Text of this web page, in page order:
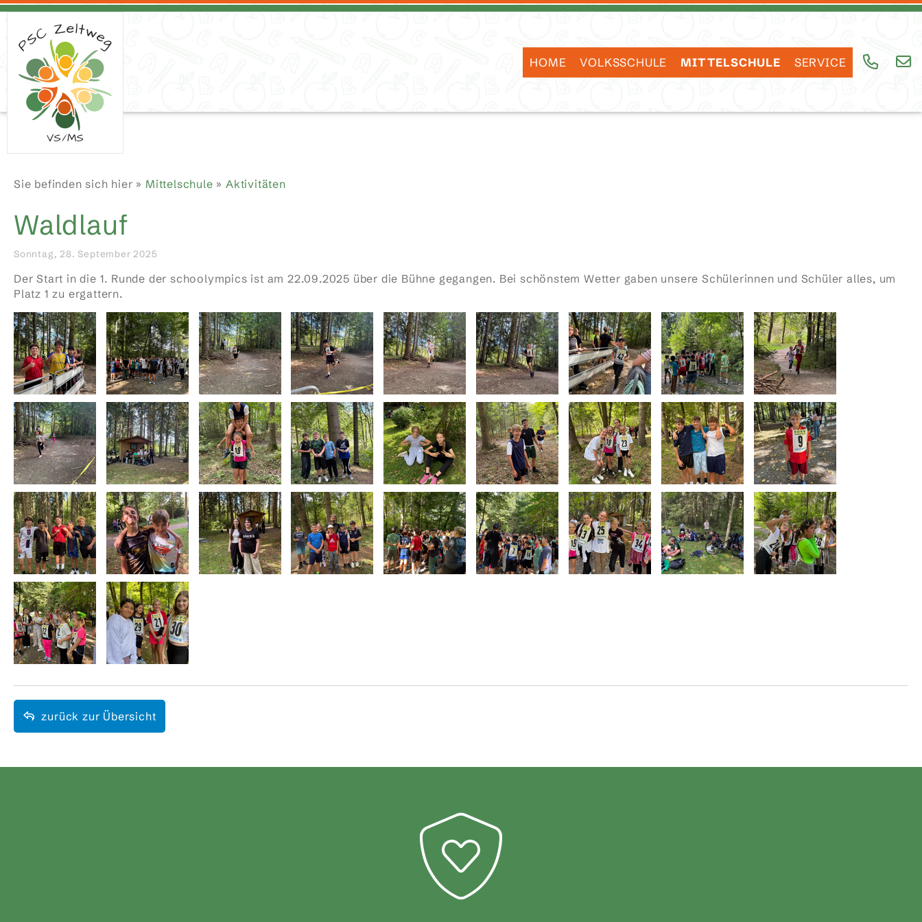
HOME VOLKSSCHULE MITTELSCHULE SERVICE
Sie befinden sich hier » Mittelschule »Aktivitäten
Waldlauf
Sonntag, 28. September 2025
Der Start in die 1. Runde der schoolympics ist am 22.09.2025 über die Bühne gegangen. Bei schönstem Wetter gaben unsere Schülerinnen und Schüler alles, um
Platz 1 zu ergattern.
zurück zur Übersicht